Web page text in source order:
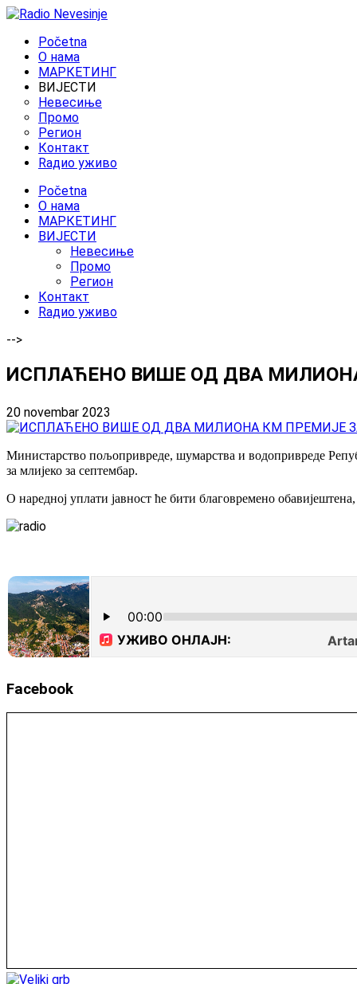
Početna
O нама
МАРКЕТИНГ
ВИЈЕСТИ
Невесиње
Промо
Регион
Контакт
Rадио уживо
Početna
O нама
МАРКЕТИНГ
ВИЈЕСТИ
Невесиње
Промо
Регион
Контакт
Rадио уживо
-->
ИСПЛАЋЕНО ВИШЕ ОД ДВА
20 novembar 2023
Министарство пољопривреде, шумарства и водопривреде
за млијеко за септембар.
О наредној уплати јавност ће бити благовремено
Facebook